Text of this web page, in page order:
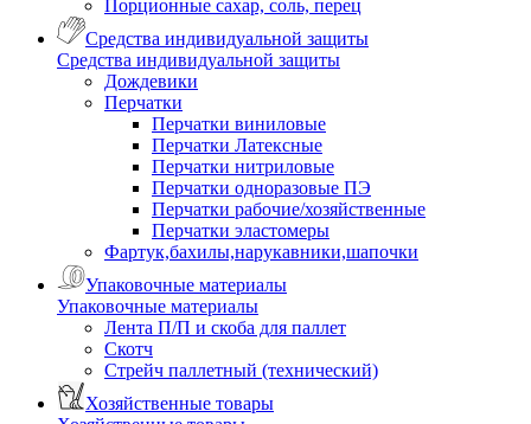
Порционные сахар, соль, перец
Средства индивидуальной защиты
Средства индивидуальной защиты
Дождевики
Перчатки
Перчатки виниловые
Перчатки Латексные
Перчатки нитриловые
Перчатки одноразовые ПЭ
Перчатки рабочие/хозяйственные
Перчатки эластомеры
Фартук,бахилы,нарукавники,шапочки
Упаковочные материалы
Упаковочные материалы
Лента П/П и скоба для паллет
Скотч
Стрейч паллетный (технический)
Хозяйственные товары